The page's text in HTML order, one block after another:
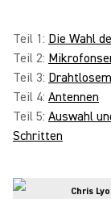
Teil 1: Die Wahl
Teil 2:
Teil 3:
Teil 4: Antennen
Teil 5: Auswahl
Schritten
Chris